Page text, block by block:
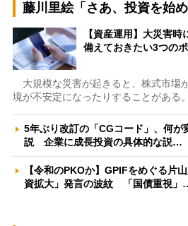
藤川里絵「さあ、投資を始め
【資産運用】大災害
備えておきたい3つの
大規模な災害が起きると、株式市場
境が不安定になったりすることがある
5年ぶり改訂の「CGコード」、何が
説 企業に成長投資の具体的な説…
【令和のPKOか】GPIFをめぐる片
資拡大」発言の波紋 「国債重視」